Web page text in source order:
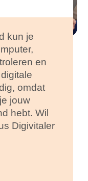
kun je
en
omdat
jouw
hebt. Wil
Digivitaler